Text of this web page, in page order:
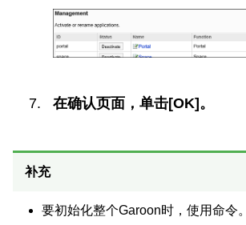
在确认页面，单击[OK]。
补充
要初始化整个Garoon时，使用命令。